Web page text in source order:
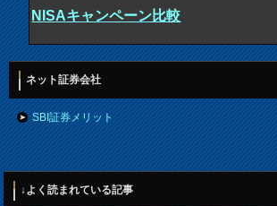
NISAキャンペーン比較
ネット証券会社
SBI証券メリット
↓よく読まれている記事